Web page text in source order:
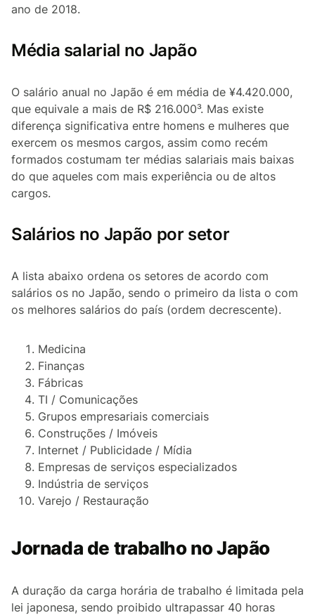
ano de 2018.
Média salarial no Japão
O salário anual no Japão é em média de ¥4.420.000,
que equivale a mais de R$ 216.000³. Mas existe
diferença significativa entre homens e mulheres que
exercem os mesmos cargos, assim como recém
formados costumam ter médias salariais mais baixas
do que aqueles com mais experiência ou de altos
cargos.
Salários no Japão por setor
A lista abaixo ordena os setores de acordo com
salários os no Japão, sendo o primeiro da lista o com
os melhores salários do país (ordem decrescente).
Medicina
Finanças
Fábricas
TI / Comunicações
Grupos empresariais comerciais
Construções / Imóveis
Internet / Publicidade / Mídia
Empresas de serviços especializados
Indústria de serviços
Varejo / Restauração
Jornada de trabalho no Japão
A duração da carga horária de trabalho é limitada pela
lei japonesa, sendo proibido ultrapassar 40 horas